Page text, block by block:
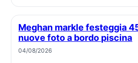
Meghan markle festeggia 45 anni con
nuove foto a bordo piscina
04/08/2026